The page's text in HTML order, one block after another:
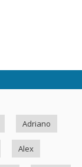
Adriano
Alex